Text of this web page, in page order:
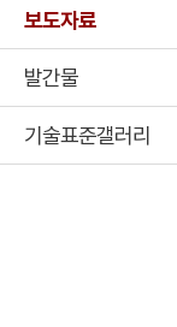
보도자료
발간물
기술표준갤러리